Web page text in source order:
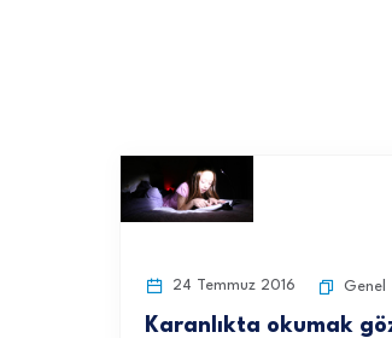
24 Temmuz 2016 Genel
Karanlıkta okumak